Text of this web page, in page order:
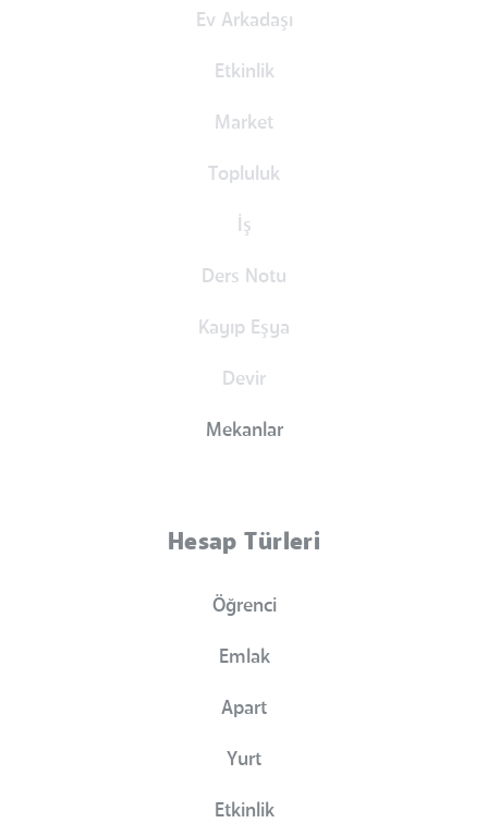
Ev Arkadaşı
Etkinlik
Market
Topluluk
İş
Ders Notu
Kayıp Eşya
Devir
Mekanlar
Hesap Türleri
Öğrenci
Emlak
Apart
Yurt
Etkinlik